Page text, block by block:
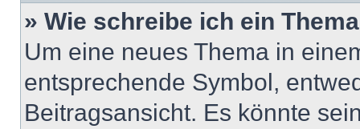
» Wie schreibe ich ein
Um eine neues Thema in
entsprechende Symbol,
Beitragsansicht. Es könnte